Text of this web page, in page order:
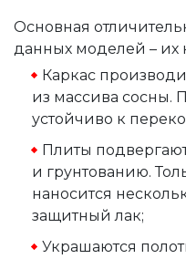
Основная
данных моделей – их
Каркас
из массива сосны.
устойчиво к
Плиты
и грунтованию.
наносится
защитный лак;
Украшаются